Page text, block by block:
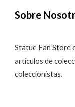
Sobre
Statue Fan Store
artículos de
coleccionistas.